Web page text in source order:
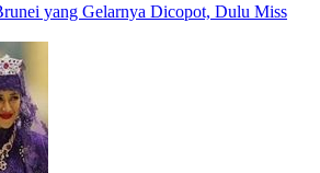
yang Gelarnya Dicopot, Dulu Miss